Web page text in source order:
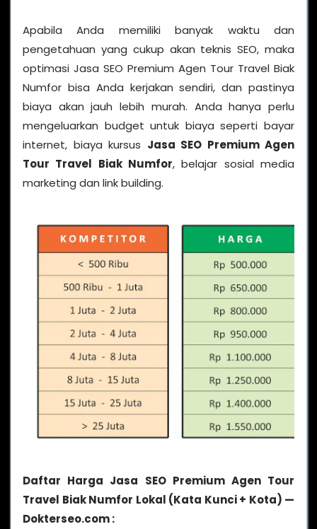
Apabila Anda memiliki banyak waktu dan
pengetahuan yang cukup akan teknis SEO, maka
optimasi Jasa SEO Premium Agen Tour Travel Biak
Numfor bisa Anda kerjakan sendiri, dan pastinya
biaya akan jauh lebih murah. Anda hanya perlu
mengeluarkan budget untuk biaya seperti bayar
internet, biaya kursus Jasa SEO Premium Agen
Tour Travel Biak Numfor, belajar sosial media
marketing dan link building.
Daftar Harga Jasa SEO Premium Agen Tour
Travel Biak Numfor Lokal (Kata Kunci + Kota) —
Dokterseo.com :